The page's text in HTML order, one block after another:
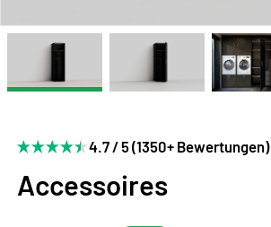
4.7 / 5 (1350+ Bewertungen)
Accessoires